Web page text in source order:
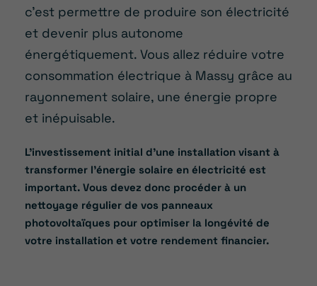
c’est permettre de produire son électricité
et devenir plus autonome
énergétiquement. Vous allez réduire votre
consommation électrique à Massy grâce au
rayonnement solaire, une énergie propre
et inépuisable.
L’investissement initial d’une installation visant à
transformer l’énergie solaire en électricité est
important. Vous devez donc procéder à un
nettoyage régulier de vos panneaux
photovoltaïques pour optimiser la longévité de
votre installation et votre rendement financier.